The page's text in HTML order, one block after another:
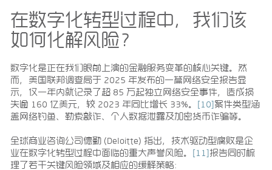
在数字化转型过程中，我们该
如何化解风险？
数字化是正在我们眼前上演的金融服务变革的核心关键。然
而，美国联邦调查局于 2025 年发布的一篇网络安全报告显
示，仅一年内就记录了超 85 万起独立网络安全事件，造成损
失逾 160 亿美元，较 2023 年同比增长 33%。 [10]案件类型涵
盖网络钓鱼、勒索敲诈、个人数据泄露及加密货币诈骗等。
全球商业咨询公司德勤 (Deloitte) 指出，技术驱动型腐败是企
业在数字化转型过程中面临的重大声誉风险。 [11]报告同时梳
理了若干关键风险领域及相应的缓释策略：